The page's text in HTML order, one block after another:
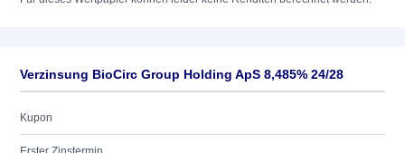
Verzinsung BioCirc Group Holding ApS 8,485% 24/28
Kupon